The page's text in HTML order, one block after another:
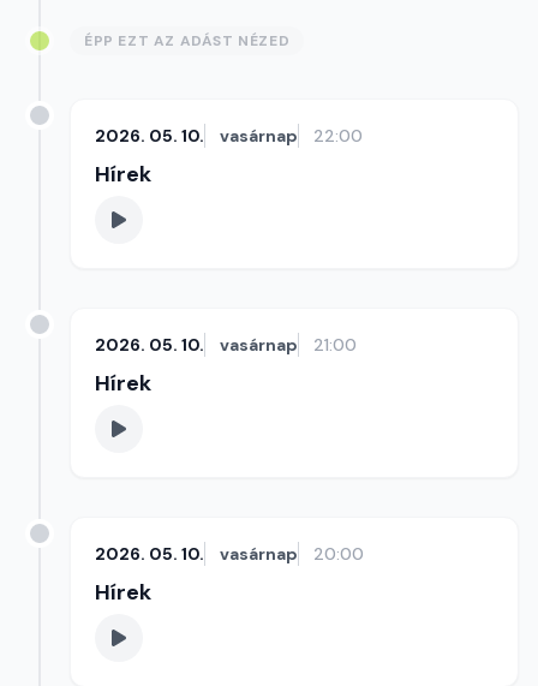
ÉPP EZT AZ ADÁST NÉZED
2026. 05. 10. vasárnap 22:00
Hírek
2026. 05. 10. vasárnap 21:00
Hírek
2026. 05. 10. vasárnap 20:00
Hírek